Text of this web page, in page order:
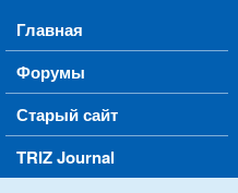
Main menu
Главная
Форумы
Старый сайт
TRIZ Journal